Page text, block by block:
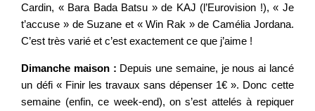
Cardin, « Bara Bada Batsu » de KAJ (l’Eurovision !), « Je
t’accuse » de Suzane et « Win Rak » de Camélia Jordana.
C’est très varié et c’est exactement ce que j’aime !
Dimanche maison : Depuis une semaine, je nous ai lancé
un défi « Finir les travaux sans dépenser 1€ ». Donc cette
semaine (enfin, ce week-end), on s’est attelés à repiquer